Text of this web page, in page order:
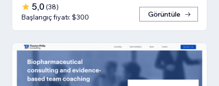
5,0 (38)
Başlangıç fiyatı: $300
Görüntüle